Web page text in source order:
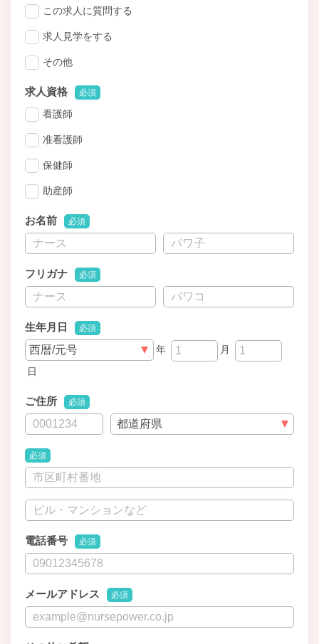
この求人に質問する
求人見学をする
その他
求人資格 必須
看護師
准看護師
保健師
助産師
お名前 必須
フリガナ 必須
生年月日 必須
年
月
日
ご住所 必須
必須
電話番号 必須
メールアドレス 必須